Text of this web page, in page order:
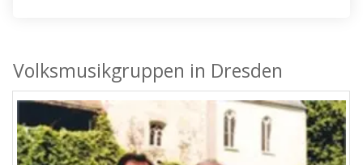
Volksmusikgruppen in Dresden